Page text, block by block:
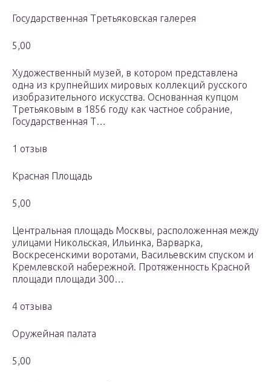
Государственная Третьяковская галерея
5,00
Художественный музей, в котором представлена
одна из крупнейших мировых коллекций русского
изобразительного искусства. Основанная купцом
Третьяковым в 1856 году как частное собрание,
Государственная Т…
1 отзыв
Красная Площадь
5,00
Центральная площадь Москвы, расположенная между
улицами Никольская, Ильинка, Варварка,
Воскресенскими воротами, Васильевским спуском и
Кремлевской набережной. Протяженность Красной
площади площади 300…
4 отзыва
Оружейная палата
5,00